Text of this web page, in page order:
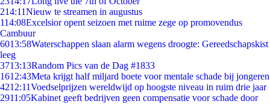
214:11Nieuw te streamen in augustus
114:08Excelsior opent seizoen met ruime zege op promovendus
Cambuur
6013:58Waterschappen slaan alarm wegens droogte: Gereedschapskist
leeg
3713:13Random Pics van de Dag #1833
1612:43Meta krijgt half miljard boete voor mentale schade bij jongeren
4212:11Voedselprijzen wereldwijd op hoogste niveau in ruim drie jaar
2911:05Kabinet geeft bedrijven geen compensatie voor schade door